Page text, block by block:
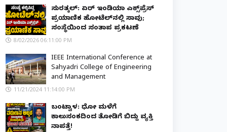
ಸುರತ್ಕಲ್: ಏರ್ ಇಂಡಿಯಾ ಎಕ್ಸ್‌ಪ್ರೆಸ್
ಪ್ರಯಾಣಿಕ ಹೋಟೆಲ್‌ನಲ್ಲಿ ಸಾವು;
ಸಂಸ್ಥೆಯಿಂದ ಸಂತಾಪ ಪ್ರಕಟಣೆ
8/02/2026 06:11:00 PM
IEEE International Conference at
Sahyadri College of Engineering
and Management
11/21/2024 11:14:00 PM
ಬಂಟ್ವಾಳ: ಧೋ ಮಳೆಗೆ
ಕಾಲುಸಂಕದಿಂದ ತೋಡಿಗೆ ಬಿದ್ದು ವ್ಯಕ್ತಿ
ನಾಪತ್ತೆ!